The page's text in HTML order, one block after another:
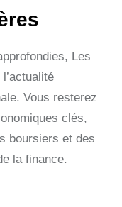
Les
Vous resterez
clés,
boursiers et des
la finance.